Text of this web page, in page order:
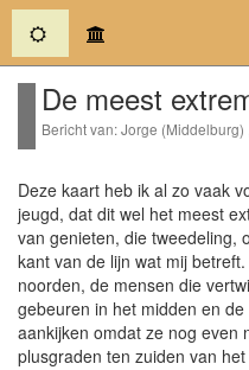
(current)
De meest
Bericht van: Jorge
Deze kaart heb ik al zo vaak
jeugd, dat dit wel het meest
van genieten, die tweedeling,
kant van de lijn wat mij
noorden, de mensen die
gebeuren in het midden en
aankijken omdat ze nog even
plusgraden ten zuiden van